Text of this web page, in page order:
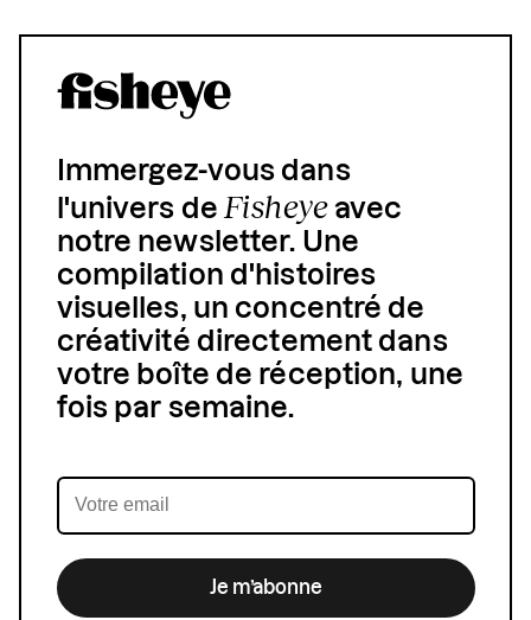
Immergez-vous dans
l'univers deFisheyeavec
notre newsletter. Une
compilation d'histoires
visuelles, un concentré de
créativité directement dans
votre boîte de réception, une
fois par semaine.
Je m’abonne